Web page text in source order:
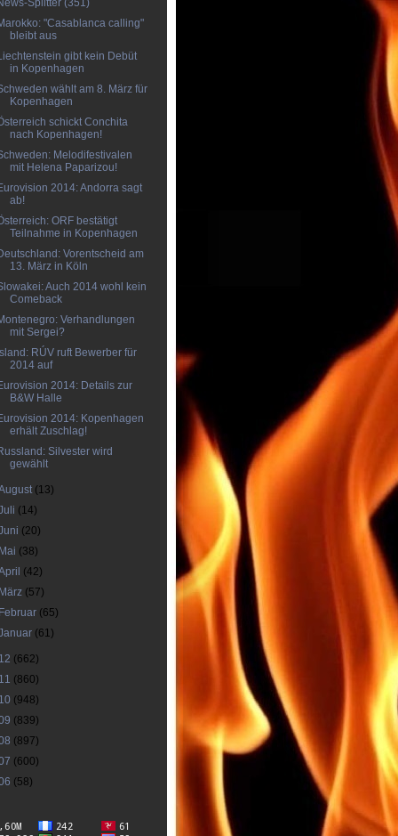
Splitter (351)
"Casablanca calling"
bleibt aus
gibt kein Debüt
in Kopenhagen
wählt am 8. März für
Kopenhagen
schickt Conchita
nach Kopenhagen!
Melodifestivalen
mit Helena Paparizou!
2014: Andorra sagt
ab!
ORF bestätigt
Teilnahme in Kopenhagen
Vorentscheid am
13. März in Köln
Auch 2014 wohl kein
Comeback
Verhandlungen
mit Sergei?
RÚV ruft Bewerber für
2014 auf
2014: Details zur
B&W Halle
2014: Kopenhagen
erhält Zuschlag!
Silvester wird
gewählt
(13)
(14)
(20)
(38)
(42)
(57)
(65)
(61)
(662)
(860)
(948)
(839)
(897)
(600)
(58)